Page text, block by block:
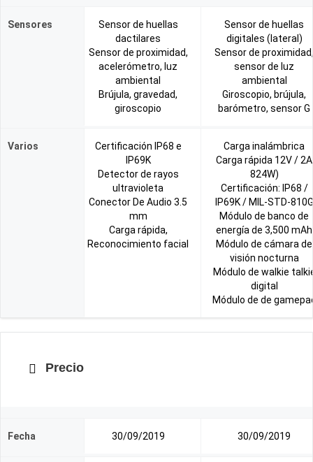
Sensores
Sensor de huellas
dactilares
Sensor de proximidad,
acelerómetro, luz
ambiental
Brújula, gravedad,
giroscopio
Sensor de huellas
digitales (lateral)
Sensor de proximidad,
sensor de luz
ambiental
Giroscopio, brújula,
barómetro, sensor G
Varios
Certificación IP68 e
IP69K
Detector de rayos
ultravioleta
Conector De Audio 3.5
mm
Carga rápida,
Reconocimiento facial
Carga inalámbrica
Carga rápida 12V / 2A
824W)
Certificación: IP68 /
IP69K / MIL-STD-810G
Módulo de banco de
energía de 3,500 mAh
Módulo de cámara de
visión nocturna
Módulo de walkie
digital
Módulo de de
Precio
Fecha 30/09/2019 30/09/2019